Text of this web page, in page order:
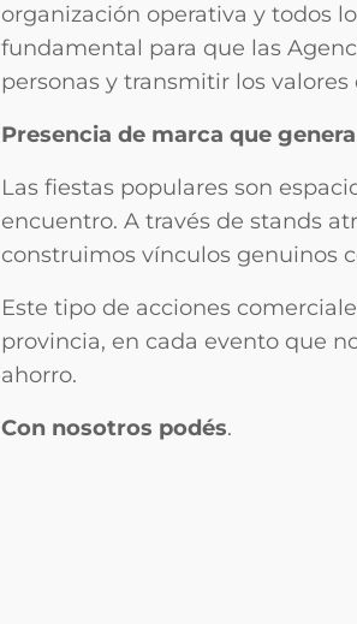
organización operativa y todos
fundamental para que las
personas y transmitir los valores
Presencia de marca que
Las fiestas populares son
encuentro. A través de stands
construimos vínculos genuinos
Este tipo de acciones
provincia, en cada evento que
ahorro.
Con nosotros podés.